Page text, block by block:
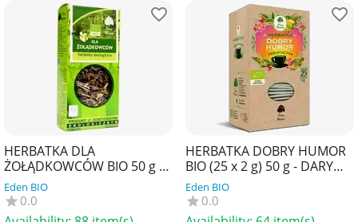
HERBATKA DLA
ŻOŁĄDKOWCÓW BIO 50 g -
DARY NATURY
Eden BIO
0.0
HERBATKA DOBRY HUMOR
BIO (25 x 2 g) 50 g - DARY
NATURY
Eden BIO
0.0